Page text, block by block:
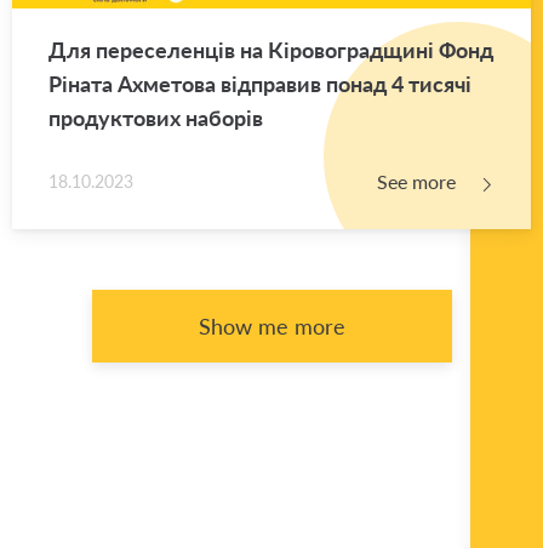
Для переселенців на Кіровоградщині Фонд
Ріната Ахметова відправив понад 4 тисячі
продуктових наборів
18.10.2023 See more
Show me more